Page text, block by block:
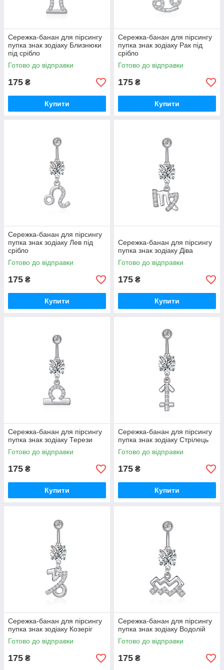
Сережка-банан для пірсингу
пупка знак зодіаку Близнюки
під срібло
Готово до відправки
175 ₴
Купити
Сережка-банан для пірсингу
пупка знак зодіаку Рак під
срібло
Готово до відправки
175 ₴
Купити
Сережка-банан для пірсингу
пупка знак зодіаку Лев під
срібло
Готово до відправки
175 ₴
Купити
Сережка-банан для пірсингу
пупка знак зодіаку Діва
Готово до відправки
175 ₴
Купити
Сережка-банан для пірсингу
пупка знак зодіаку Терези
Готово до відправки
175 ₴
Купити
Сережка-банан для пірсингу
пупка знак зодіаку Стрілець
Готово до відправки
175 ₴
Купити
Сережка-банан для пірсингу
пупка знак зодіаку Козеріг
Готово до відправки
175 ₴
Сережка-банан для пірсингу
пупка знак зодіаку Водолій
Готово до відправки
175 ₴